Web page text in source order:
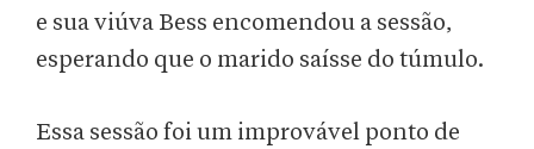
e sua viúva Bess encomendou a sessão,
esperando que o marido saísse do túmulo.
Essa sessão foi um improvável ponto de